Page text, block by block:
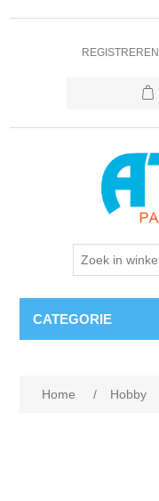
REGISTREREN
CATEGORIE
Home / Hobby